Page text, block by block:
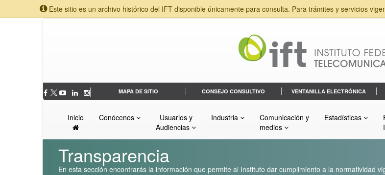
Este sitio es un archivo histórico del IFT disponible únicamente para consulta. Para trámites y servicios
MAPA DE SITIO CONSEJO CONSULTIVO VENTANILLA ELECTRÓNICA
Inicio Conócenos
Usuarios y
Audiencias
Industria
Comunicación y
medios
Estadísticas
Transparencia
En esta sección encontrarás la información que permite al Instituto dar cumplimiento a la normatividad